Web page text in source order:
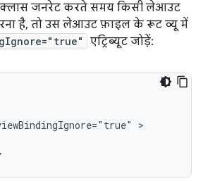
जनरेट करते समय किसी लेआउट
है, तो उस लेआउट फ़ाइल के रूट व्यू में
एट्रिब्यूट जोड़ें: